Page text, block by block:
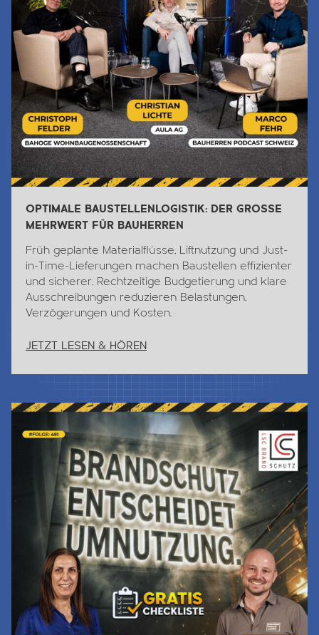
OPTIMALE BAUSTELLENLOGISTIK: DER GROSSE
MEHRWERT FÜR BAUHERREN
Früh geplante Materialflüsse, Liftnutzung und Just-
in-Time-Lieferungen machen Baustellen effizienter
und sicherer. Rechtzeitige Budgetierung und klare
Ausschreibungen reduzieren Belastungen,
Verzögerungen und Kosten.
JETZT LESEN & HÖREN
Jetzt Lesen & Hören